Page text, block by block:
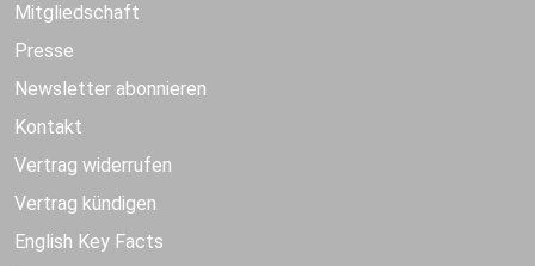
Mitgliedschaft
Presse
Newsletter abonnieren
Kontakt
Vertrag widerrufen
Vertrag kündigen
English Key Facts